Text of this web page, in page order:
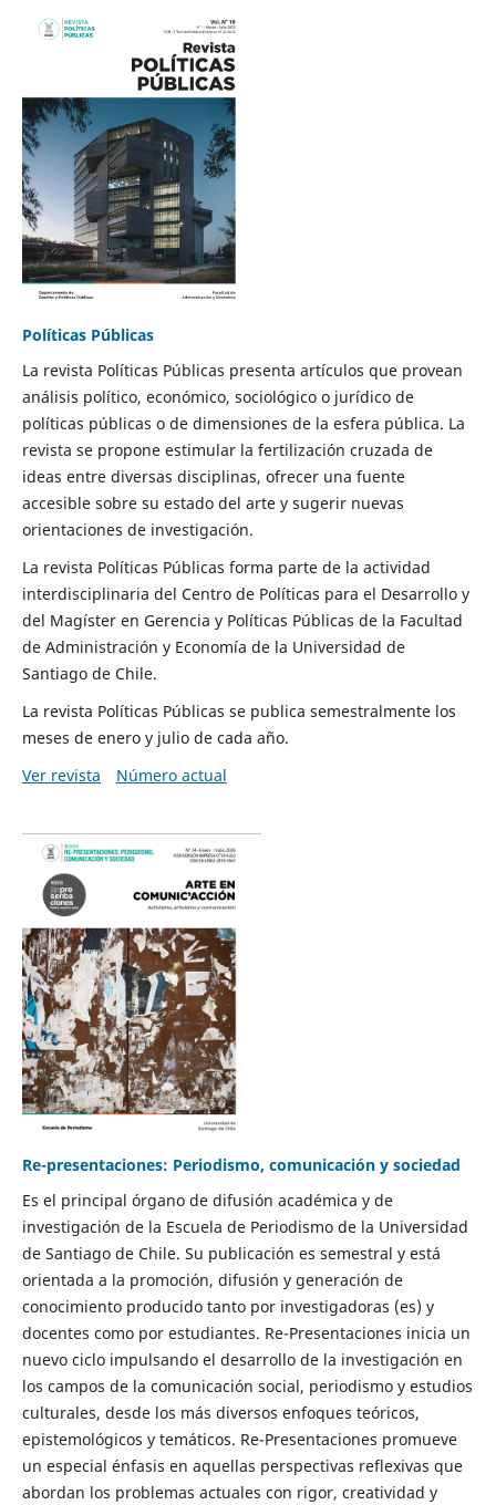
Políticas Públicas
La revista Políticas Públicas presenta artículos que provean
análisis político, económico, sociológico o jurídico de
políticas públicas o de dimensiones de la esfera pública. La
revista se propone estimular la fertilización cruzada de
ideas entre diversas disciplinas, ofrecer una fuente
accesible sobre su estado del arte y sugerir nuevas
orientaciones de investigación.
La revista Políticas Públicas forma parte de la actividad
interdisciplinaria del Centro de Políticas para el Desarrollo y
del Magíster en Gerencia y Políticas Públicas de la Facultad
de Administración y Economía de la Universidad de
Santiago de Chile.
La revista Políticas Públicas se publica semestralmente los
meses de enero y julio de cada año.
Ver revista
Número actual
Re-presentaciones: Periodismo, comunicación y sociedad
Es el principal órgano de difusión académica y de
investigación de la Escuela de Periodismo de la Universidad
de Santiago de Chile. Su publicación es semestral y está
orientada a la promoción, difusión y generación de
conocimiento producido tanto por investigadoras (es) y
docentes como por estudiantes. Re-Presentaciones inicia un
nuevo ciclo impulsando el desarrollo de la investigación en
los campos de la comunicación social, periodismo y estudios
culturales, desde los más diversos enfoques teóricos,
epistemológicos y temáticos. Re-Presentaciones promueve
un especial énfasis en aquellas perspectivas reflexivas que
abordan los problemas actuales con rigor, creatividad y